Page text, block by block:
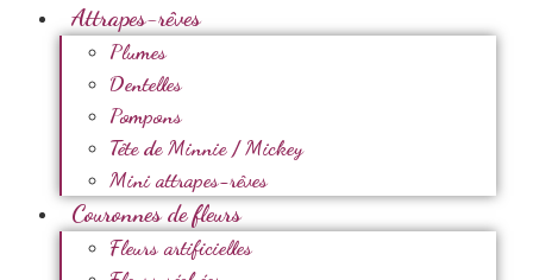
Attrapes-rêves
Plumes
Dentelles
Pompons
Tête de Minnie / Mickey
Mini attrapes-rêves
Couronnes de fleurs
Fleurs artificielles